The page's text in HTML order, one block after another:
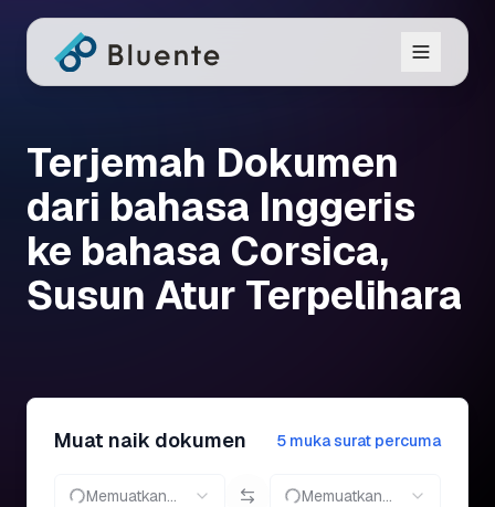
Terjemah Dokumen
dari bahasa Inggeris
ke bahasa Corsica,
Susun Atur Terpelihara
Muat naik dokumen 5 muka surat percuma
Memuatkan... Memuatkan...